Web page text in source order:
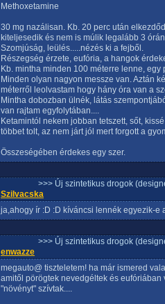
Methoxetamine
30 mg nazálisan. Kb. 20 perc után
kiteljesedik és nem is múlik legalább 3
Szomjúság, leülés.....nézés ki a fejből.
Részegség érzete, eufória, a hangok
Kb. mintha minden 100 méterre lenne,
Minden olyan nagyon messze van. Aztán
méterről leolvastam hogy hány óra van a
Mintha dobozban ülnék, látás
van rajtam egyfolytában....
Ketamintól nekem jobban tetszett, sőt,
többet tolt, az nem járt jól mert forgott a
Összeségében érdekes egy szer.
>>> Új szintetikus drogok
Szilvacska
ja,ahogy ír :D :D kíváncsi lennék egyezik-e
>>> Új szintetikus drogok
enwazze
megauto@ tiszteletem! ha már ismered
amitől pörögtek nevedgéltek és
"növényt" szívtak....